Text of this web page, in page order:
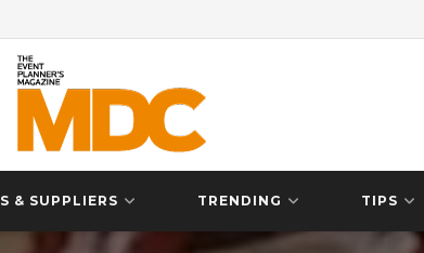
& SUPPLIERS TRENDING TIPS